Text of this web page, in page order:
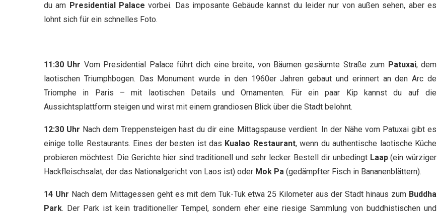
du am Presidential Palace vorbei. Das imposante Gebäude kannst du leider nur von außen sehen, aber es
lohnt sich für ein schnelles Foto.
11:30 Uhr Vom Presidential Palace führt dich eine breite, von Bäumen gesäumte Straße zum Patuxai, dem
laotischen Triumphbogen. Das Monument wurde in den 1960er Jahren gebaut und erinnert an den Arc de
Triomphe in Paris – mit laotischen Details und Ornamenten. Für ein paar Kip kannst du auf die
Aussichtsplattform steigen und wirst mit einem grandiosen Blick über die Stadt belohnt.
12:30 Uhr Nach dem Treppensteigen hast du dir eine Mittagspause verdient. In der Nähe vom Patuxai gibt es
einige tolle Restaurants. Eines der besten ist das Kualao Restaurant, wenn du authentische laotische Küche
probieren möchtest. Die Gerichte hier sind traditionell und sehr lecker. Bestell dir unbedingt Laap(ein würziger
Hackfleischsalat, der das Nationalgericht von Laos ist) oder Mok Pa (gedämpfter Fisch in Bananenblättern).
14 Uhr Nach dem Mittagessen geht es mit dem Tuk-Tuk etwa 25 Kilometer aus der Stadt hinaus zum Buddha
Park. Der Park ist kein traditioneller Tempel, sondern eher eine riesige Sammlung von buddhistischen und